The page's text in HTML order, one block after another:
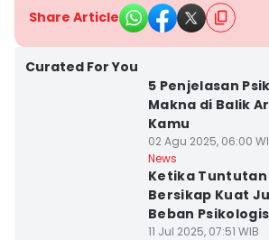
Share Article
Curated For You
5 Penjelasan
Makna di Balik
Kamu
02 Agu 2025, 06:00
News
Ketika
Bersikap Kuat
Beban Psikologis
11 Jul 2025, 07:51 WIB